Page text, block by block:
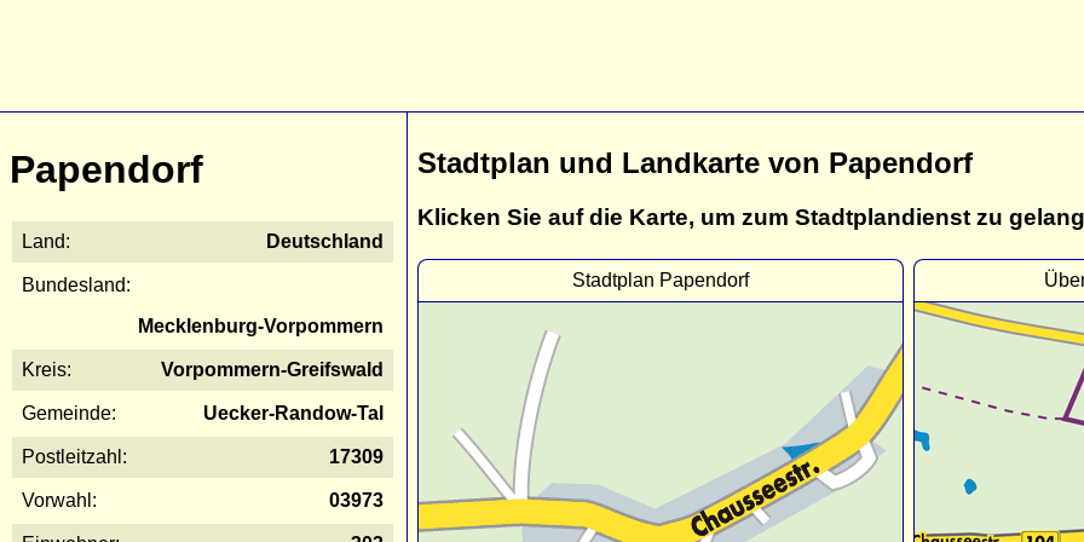
Papendorf
Land: Deutschland
Bundesland:
Mecklenburg-Vorpommern
Kreis: Vorpommern-Greifswald
Gemeinde: Uecker-Randow-Tal
Postleitzahl: 17309
Vorwahl: 03973
Stadtplan und Landkarte von Papendorf
Klicken Sie auf die Karte, um zum Stadtplandienst zu
Stadtplan Papendorf